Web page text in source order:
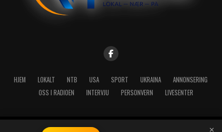
HJEM LOKALT NTB USA SPORT UKRAINA
ANNONSERING
OSS I RADIOEN
INTERVJU PERSONVERN LIVESENTER
×